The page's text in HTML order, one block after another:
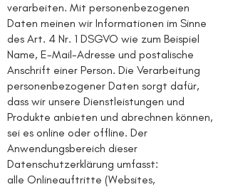
verarbeiten. Mit personenbezogenen
Daten meinen wir Informationen im Sinne
des Art. 4 Nr. 1 DSGVO wie zum Beispiel
Name, E-Mail-Adresse und postalische
Anschrift einer Person. Die Verarbeitung
personenbezogener Daten sorgt dafür,
dass wir unsere Dienstleistungen und
Produkte anbieten und abrechnen können,
sei es online oder offline. Der
Anwendungsbereich dieser
Datenschutzerklärung umfasst:
alle Onlineauftritte (Websites,